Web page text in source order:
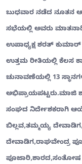
ಬುಧವಾರ ನಡೆದ ನೂತನ
ಸಭೆಯಲ್ಲಿ ಅವರು
ಉಪಾಧ್ಯಕ್ಷ ಶರತ್
ಉತ್ತಮ ರೀತಿಯಲ್ಲಿ ಕೆಲಸ
ಚುನಾವಣೆಯಲ್ಲಿ 13
ಅಭಿಪ್ರಾಯಪಟ್ಟರು.ಮಾಜಿ
ಸಂಘದ ನಿರ್ದೇಶಕರಾಗಿ
ಬಿಲ್ಲವ,ತಮ್ಮಯ್ಯ
ದೇವಾಡಿಗ,ರಾಘವೇಂದ್ರ
ಪೂಜಾರಿ,ಶಾರದ,ಸಂತೋಷ